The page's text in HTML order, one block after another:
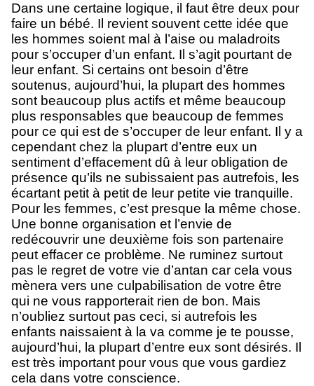
Dans une certaine logique, il faut être deux pour
faire un bébé. Il revient souvent cette idée que
les hommes soient mal à l’aise ou maladroits
pour s’occuper d’un enfant. Il s’agit pourtant de
leur enfant. Si certains ont besoin d’être
soutenus, aujourd’hui, la plupart des hommes
sont beaucoup plus actifs et même beaucoup
plus responsables que beaucoup de femmes
pour ce qui est de s’occuper de leur enfant. Il y a
cependant chez la plupart d’entre eux un
sentiment d’effacement dû à leur obligation de
présence qu’ils ne subissaient pas autrefois, les
écartant petit à petit de leur petite vie tranquille.
Pour les femmes, c’est presque la même chose.
Une bonne organisation et l’envie de
redécouvrir une deuxième fois son partenaire
peut effacer ce problème. Ne ruminez surtout
pas le regret de votre vie d’antan car cela vous
mènera vers une culpabilisation de votre être
qui ne vous rapporterait rien de bon. Mais
n’oubliez surtout pas ceci, si autrefois les
enfants naissaient à la va comme je te pousse,
aujourd’hui, la plupart d’entre eux sont désirés. Il
est très important pour vous que vous gardiez
cela dans votre conscience.